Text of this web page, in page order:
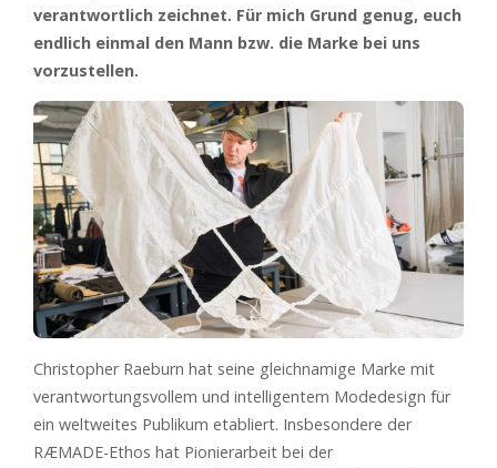
verantwortlich zeichnet. Für mich Grund genug, euch
endlich einmal den Mann bzw. die Marke bei uns
vorzustellen.
Christopher Raeburn hat seine gleichnamige Marke mit
verantwortungsvollem und intelligentem Modedesign für
ein weltweites Publikum etabliert. Insbesondere der
RÆMADE-Ethos hat Pionierarbeit bei der